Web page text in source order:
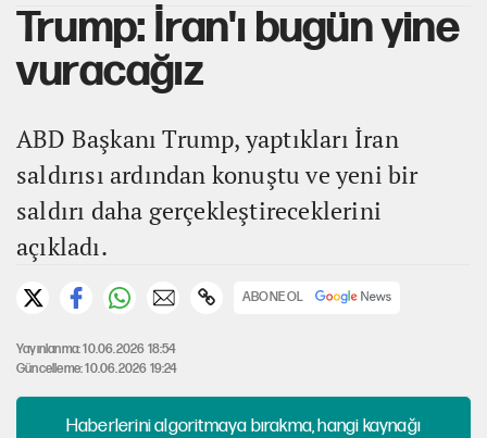
Trump: İran'ı bugün yine
vuracağız
ABD Başkanı Trump, yaptıkları İran
saldırısı ardından konuştu ve yeni bir
saldırı daha gerçekleştireceklerini
açıkladı.
ABONE OL
Yayınlanma: 10.06.2026 18:54
Güncelleme: 10.06.2026 19:24
Haberlerini algoritmaya bırakma, hangi kaynağı